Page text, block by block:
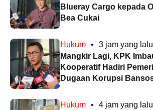
Blueray Cargo kepada
Bea Cukai
Hukum •
3 jam yang lalu
Mangkir Lagi, KPK
Kooperatif Hadiri
Dugaan Korupsi
Hukum •
4 jam yang lalu